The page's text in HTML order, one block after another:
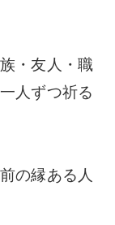
・友人・職
人ずつ祈る
の縁ある人